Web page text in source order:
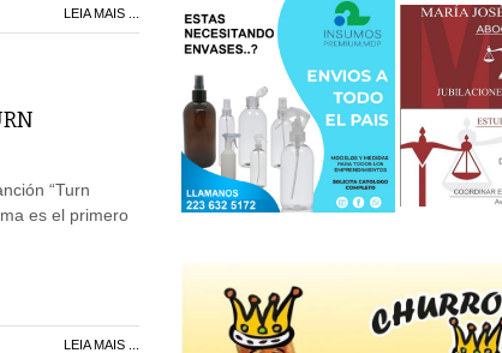
LEIA MAIS ...
“Turn
es el primero
LEIA MAIS ...